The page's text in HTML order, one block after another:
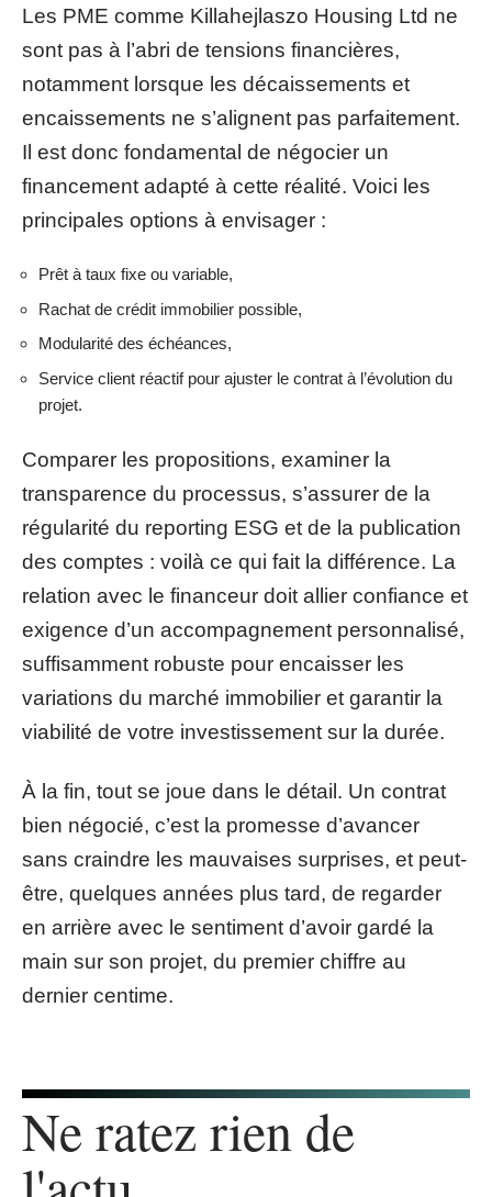
Les PME comme Killahejlaszo Housing Ltd ne
sont pas à l’abri de tensions financières,
notamment lorsque les décaissements et
encaissements ne s’alignent pas parfaitement.
Il est donc fondamental de négocier un
financement adapté à cette réalité. Voici les
principales options à envisager :
Prêt à taux fixe ou variable,
Rachat de crédit immobilier possible,
Modularité des échéances,
Service client réactif pour ajuster le contrat à l’évolution du
projet.
Comparer les propositions, examiner la
transparence du processus, s’assurer de la
régularité du reporting ESG et de la publication
des comptes : voilà ce qui fait la différence. La
relation avec le financeur doit allier confiance et
exigence d’un accompagnement personnalisé,
suffisamment robuste pour encaisser les
variations du marché immobilier et garantir la
viabilité de votre investissement sur la durée.
À la fin, tout se joue dans le détail. Un contrat
bien négocié, c’est la promesse d’avancer
sans craindre les mauvaises surprises, et peut-
être, quelques années plus tard, de regarder
en arrière avec le sentiment d’avoir gardé la
main sur son projet, du premier chiffre au
dernier centime.
Ne ratez rien de